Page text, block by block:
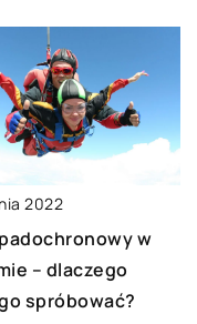
2022
w
– dlaczego
spróbować?